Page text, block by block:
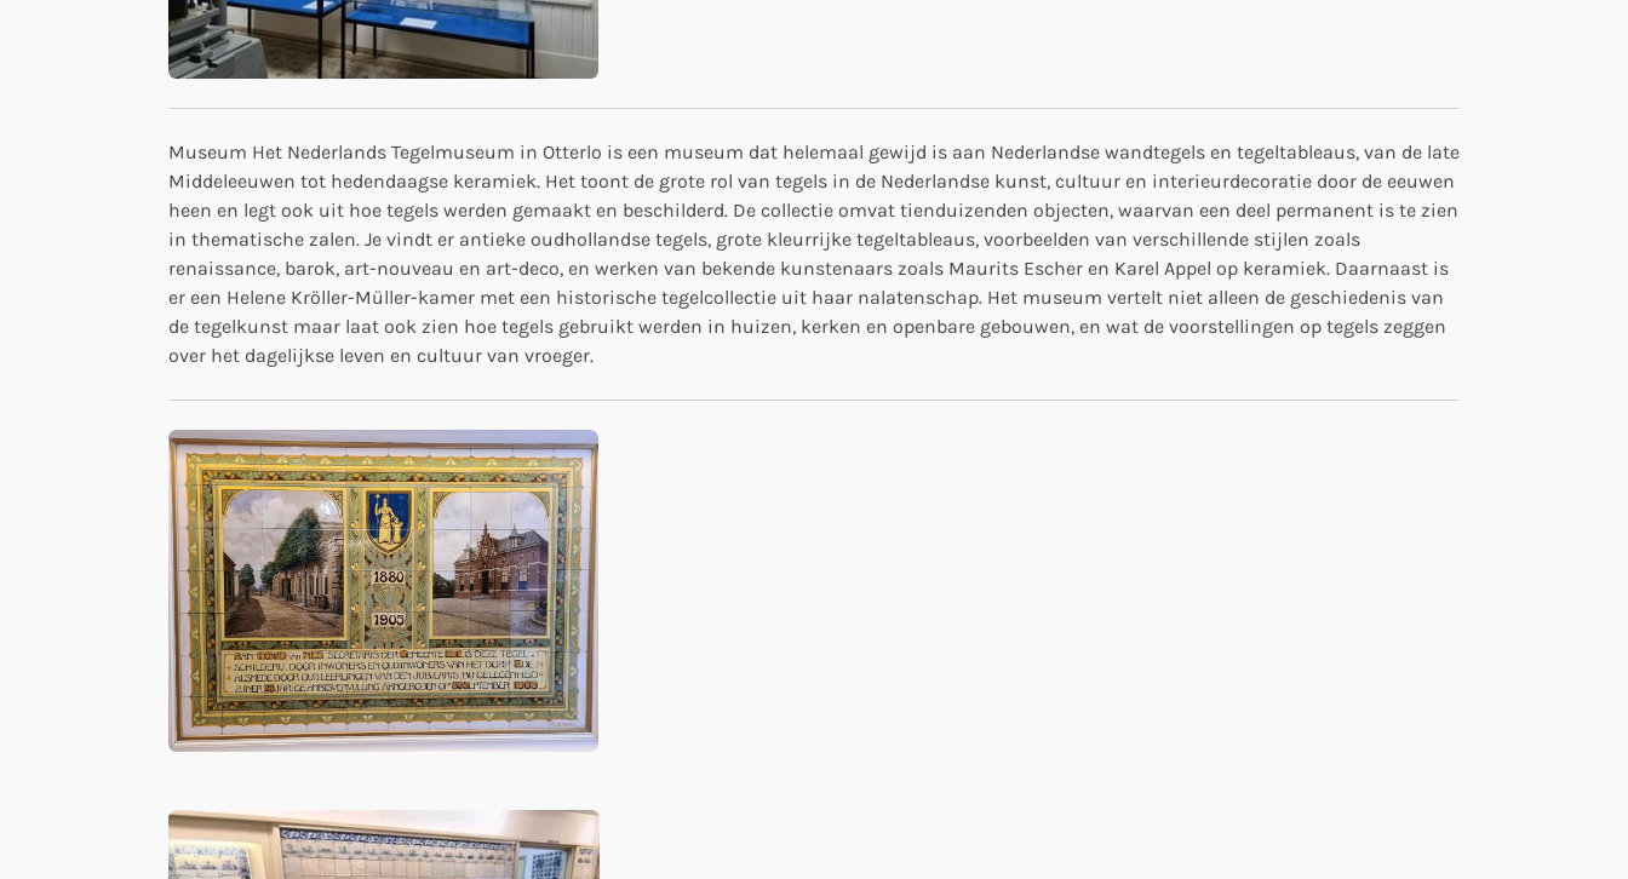
Museum Het Nederlands Tegelmuseum in Otterlo is een museum dat helemaal gewijd is aan Nederlandse wandtegels en tegeltableaus, van de late
Middeleeuwen tot hedendaagse keramiek. Het toont de grote rol van tegels in de Nederlandse kunst, cultuur en interieurdecoratie door de eeuwen
heen en legt ook uit hoe tegels werden gemaakt en beschilderd. De collectie omvat tienduizenden objecten, waarvan een deel permanent is te zien
in thematische zalen. Je vindt er antieke oudhollandse tegels, grote kleurrijke tegeltableaus, voorbeelden van verschillende stijlen zoals
renaissance, barok, art-nouveau en art-deco, en werken van bekende kunstenaars zoals Maurits Escher en Karel Appel op keramiek. Daarnaast is
er een Helene Kröller-Müller-kamer met een historische tegelcollectie uit haar nalatenschap. Het museum vertelt niet alleen de geschiedenis van
de tegelkunst maar laat ook zien hoe tegels gebruikt werden in huizen, kerken en openbare gebouwen, en wat de voorstellingen op tegels zeggen
over het dagelijkse leven en cultuur van vroeger.